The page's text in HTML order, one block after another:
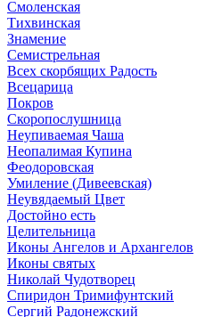
Смоленская
Тихвинская
Знамение
Семистрельная
Всех скорбящих Радость
Всецарица
Покров
Скоропослушница
Неупиваемая Чаша
Неопалимая Купина
Феодоровская
Умиление (Дивеевская)
Неувядаемый Цвет
Достойно есть
Целительница
Иконы Ангелов и Архангелов
Иконы святых
Николай Чудотворец
Спиридон Тримифунтский
Сергий Радонежский